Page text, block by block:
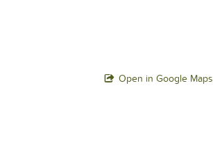
Open in Google Maps